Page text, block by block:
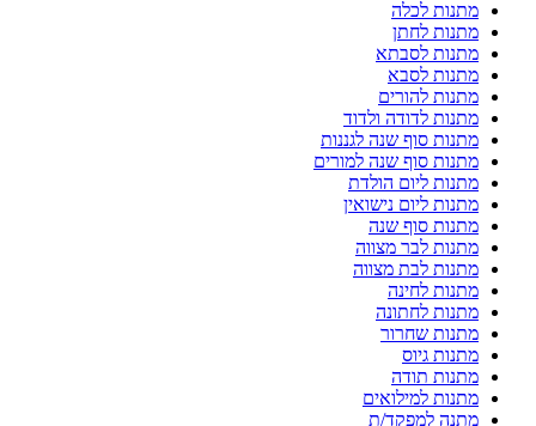
מתנות לכלה
מתנות לחתן
מתנות לסבתא
מתנות לסבא
מתנות להורים
מתנות לדודה ולדוד
מתנות סוף שנה לגננות
מתנות סוף שנה למורים
מתנות ליום הולדת
מתנות ליום נישואין
מתנות סוף שנה
מתנות לבר מצווה
מתנות לבת מצווה
מתנות לחינה
מתנות לחתונה
מתנות שחרור
מתנות גיוס
מתנות תודה
מתנות למילואים
מתנה למפקד/ת